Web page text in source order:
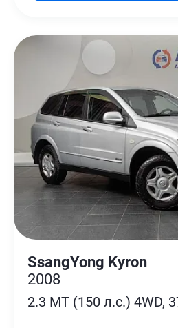
SsangYong Kyron
2008
2.3 MT (150 л.с.) 4WD,